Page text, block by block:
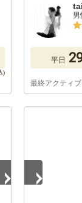
平日
最終アクティ